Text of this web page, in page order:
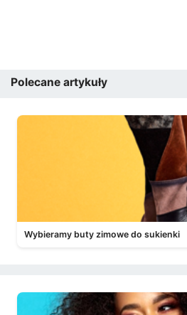
Polecane artykuły
Wybieramy buty zimowe do sukienki